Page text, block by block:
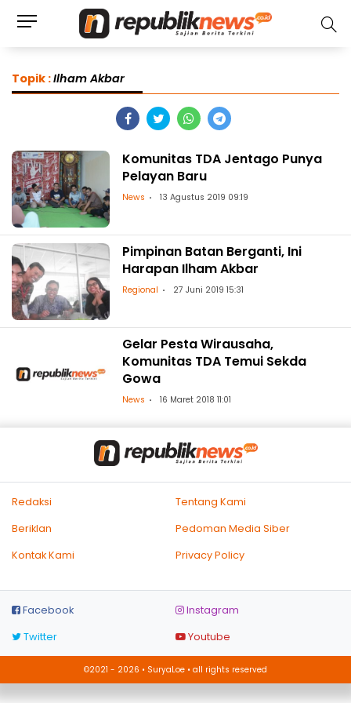
Topik :Ilham Akbar
Komunitas TDA Jentago Punya
Pelayan Baru
News 13 Agustus 2019 09:19
Pimpinan Batan Berganti, Ini
Harapan Ilham Akbar
Regional 27 Juni 2019 15:31
Gelar Pesta Wirausaha,
Komunitas TDA Temui Sekda
Gowa
News 16 Maret 2018 11:01
Redaksi
Tentang Kami
Beriklan
Pedoman Media Siber
Kontak Kami
Privacy Policy
Facebook
Instagram
Twitter
Youtube
©2021 - 2026 • SuryaLoe • all rights reserved